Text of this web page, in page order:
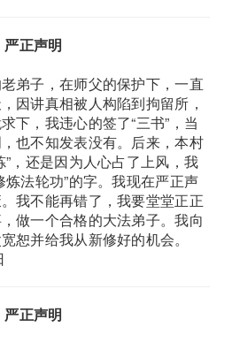
严正声明
弟子，在师父的保护下，一直
因讲真相被人构陷到拘留所，
下，我违心的签了“三书”，当
也不知发表没有。后来，本村
，还是因为人心占了上风，我
炼法轮功”的字。我现在严正声
我不能再错了，我要堂堂正正
做一个合格的大法弟子。我向
恕并给我从新修好的机会。
严正声明